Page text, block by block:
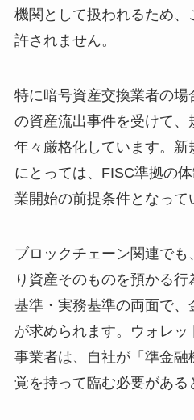
機関として扱われるため
許されません。
特に暗号資産交換業者の
の資産流出事件を受けて、
年々厳格化しています。
にとっては、FISC準拠の
業開始の前提条件となって
ブロックチェーン関連でも
り資産そのものを預かる
基準・実務基準の両面で
が求められます。ウォレッ
事業者は、自社が「準金融
覚を持って臨む必要がある